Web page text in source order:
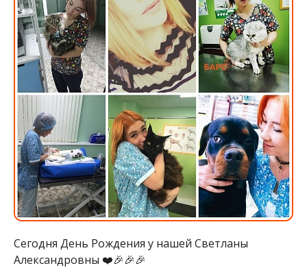
Сегодня День Рождения у нашей Светланы
Александровны ❤️🎉🎉🎉